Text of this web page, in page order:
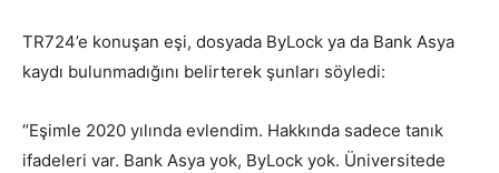
TR724’e konuşan eşi, dosyada ByLock ya da Bank Asya
kaydı bulunmadığını belirterek şunları söyledi:
“Eşimle 2020 yılında evlendim. Hakkında sadece tanık
ifadeleri var. Bank Asya yok, ByLock yok. Üniversitede